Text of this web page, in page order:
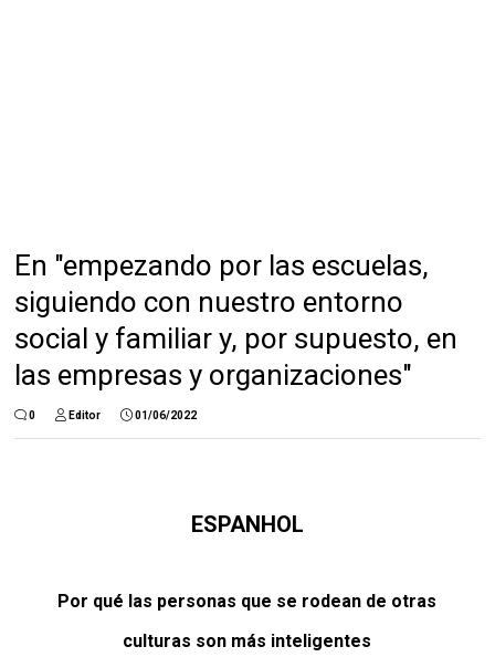
En "empezando por las escuelas,
siguiendo con nuestro entorno
social y familiar y, por supuesto, en
las empresas y organizaciones"
0 Editor 01/06/2022
ESPANHOL
Por qué las personas que se rodean de otras
culturas son más inteligentes